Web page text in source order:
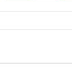
a
c